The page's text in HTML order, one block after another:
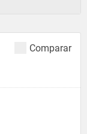
Comparar